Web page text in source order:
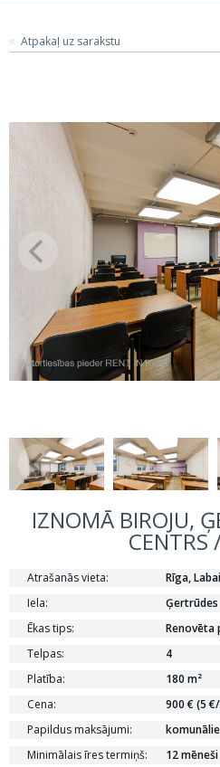
Atpakaļ uz sarakstu
IZNOMĀ BIROJU,
Atrašanās vieta:
Rīga,
Iela:
Ģertrūdes
Ēkas tips:
Renovēta
Telpas:
4
Platība:
180 m²
Cena:
900 € (5
Papildus maksājumi:
Minimālais īres termiņš:
12 mēneši